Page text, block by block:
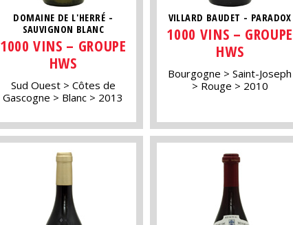
DOMAINE DE L'HERRÉ -
SAUVIGNON BLANC
1000 VINS – GROUPE
HWS
Sud Ouest
Côtes de
Gascogne
Blanc 2013
VILLARD BAUDET - PARADOX
1000 VINS – GROUPE
HWS
Bourgogne
Saint-Joseph
Rouge
2010